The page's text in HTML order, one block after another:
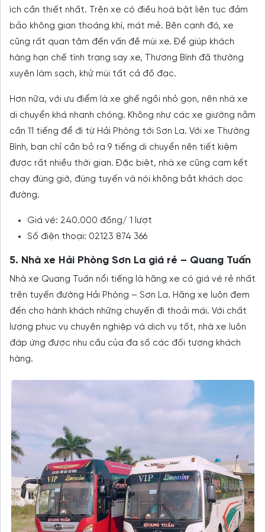
ích cần thiết nhất. Trên xe có điều hoà bật liên tục đảm
bảo không gian thoáng khí, mát mẻ. Bên cạnh đó, xe
cũng rất quan tâm đến vấn đề mùi xe. Để giúp khách
hàng hạn chế tình trạng say xe, Thương Bình đã thường
xuyên làm sạch, khử mùi tất cả đồ đạc.
Hơn nữa, với ưu điểm là xe ghế ngồi nhỏ gọn, nên nhà xe
di chuyển khá nhanh chóng. Không như các xe giường nằm
cần 11 tiếng để đi từ Hải Phòng tới Sơn La. Với xe Thường
Bình, bạn chỉ cần bỏ ra 9 tiếng di chuyển nên tiết kiệm
được rất nhiều thời gian. Đặc biệt, nhà xe cũng cam kết
chạy đúng giờ, đúng tuyến và nói không bắt khách dọc
đường.
Giá vé: 240.000 đồng/ 1 lượt
Số điện thoại: 02123 874 366
5. Nhà xe Hải Phòng Sơn La giá rẻ – Quang Tuấn
Nhà xe Quang Tuấn nổi tiếng là hãng xe có giá vé rẻ nhất
trên tuyến đường Hải Phòng – Sơn La. Hãng xe luôn đem
đến cho hành khách những chuyến đi thoải mái. Với chất
lượng phục vụ chuyên nghiệp và dịch vụ tốt, nhà xe luôn
đáp ứng được nhu cầu của đa số các đối tượng khách
hàng.